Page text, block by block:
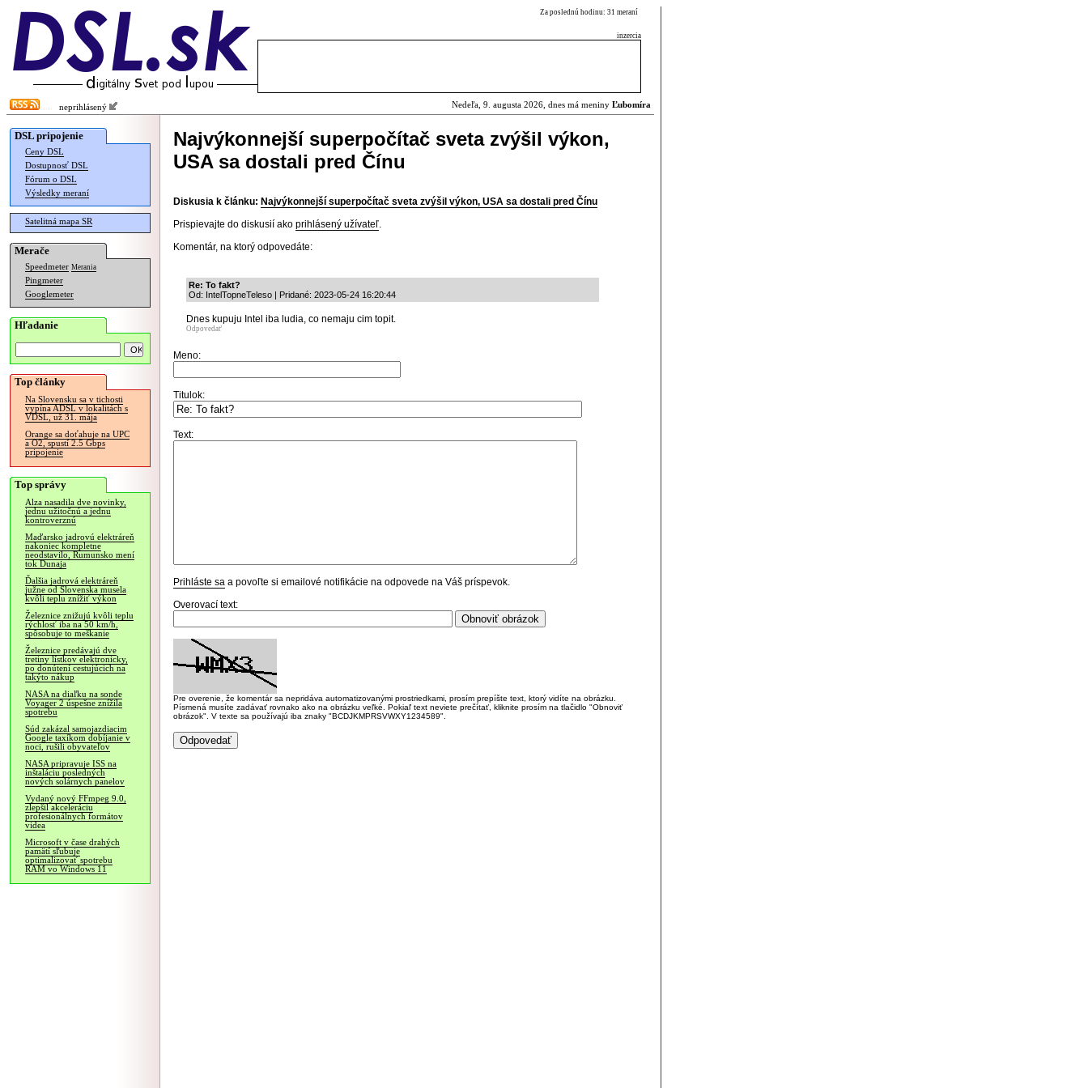
Za poslednú hodinu: 31 meraní
inzercia
neprihlásený Nedeľa, 9. augusta 2026, dnes má meniny Ľubomíra
DSL pripojenie
Ceny DSL
Dostupnosť DSL
Fórum o DSL
Výsledky meraní
Satelitná mapa SR
Merače
Speedmeter Merania
Pingmeter
Googlemeter
Hľadanie
Top články
Na Slovensku sa v tichosti
vypína ADSL v lokalitách s
VDSL, už 31. mája
Orange sa doťahuje na UPC
a O2, spustí 2.5 Gbps
pripojenie
Top správy
Alza nasadila dve novinky,
jednu užitočnú a jednu
kontroverznú
Maďarsko jadrovú elektráreň
nakoniec kompletne
neodstavilo, Rumunsko mení
tok Dunaja
Ďalšia jadrová elektráreň
južne od Slovenska musela
kvôli teplu znížiť výkon
Železnice znižujú kvôli teplu
rýchlosť iba na 50 km/h,
spôsobuje to meškanie
Železnice predávajú dve
tretiny lístkov elektronicky,
po donútení cestujúcich na
takýto nákup
NASA na diaľku na sonde
Voyager 2 úspešne znížila
spotrebu
Súd zakázal samojazdiacim
Google taxíkom dobíjanie v
noci, rušili obyvateľov
NASA pripravuje ISS na
inštaláciu posledných
nových solárnych panelov
Vydaný nový FFmpeg 9.0,
zlepšil akceleráciu
profesionálnych formátov
videa
Microsoft v čase drahých
pamätí sľubuje
optimalizovať spotrebu
RAM vo Windows 11
Najvýkonnejší superpočítač sveta zvýšil výkon,
USA sa dostali pred Čínu
Diskusia k článku: Najvýkonnejší superpočítač sveta zvýšil výkon, USA sa dostali pred Čínu
Prispievajte do diskusií ako prihlásený užívateľ.
Komentár, na ktorý odpovedáte:
Re: To fakt?
Od: IntelTopneTeleso | Pridané: 2023-05-24 16:20:44
Dnes kupuju Intel iba ludia, co nemaju cim topit.
Odpovedať
Meno:
Titulok:
Text:
Prihláste sa a povoľte si emailové notifikácie na odpovede na Váš príspevok.
Overovací text:
Pre overenie, že komentár sa nepridáva automatizovanými prostriedkami, prosím prepíšte text, ktorý vidíte na obrázku.
Písmená musíte zadávať rovnako ako na obrázku veľké. Pokiaľ text neviete prečítať, kliknite prosím na tlačidlo "Obnoviť
obrázok". V texte sa používajú iba znaky "BCDJKMPRSVWXY1234589".